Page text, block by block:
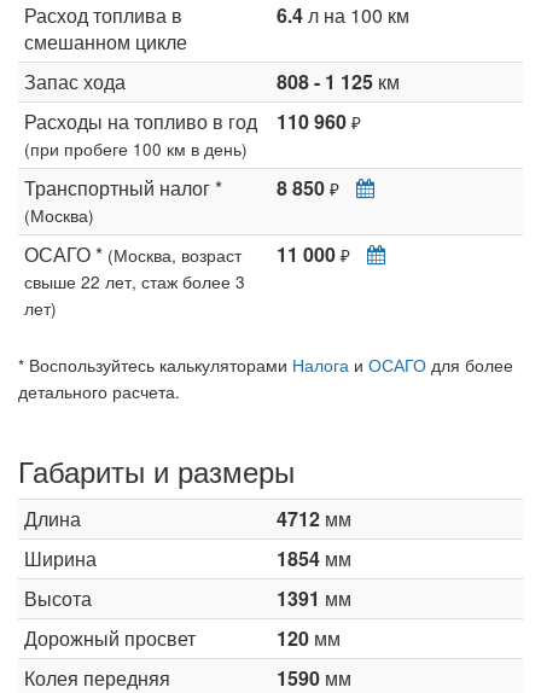
Расход топлива в
смешанном цикле
6.4л на 100 км
Запас хода 808 - 1 125 км
Расходы на топливо в год
(при пробеге 100 км в день)
110 960 ₽
Транспортный налог *
(Москва)
8 850 ₽
ОСАГО * (Москва, возраст
свыше 22 лет, стаж более 3
лет)
11 000 ₽
* Воспользуйтесь калькуляторами Налога и ОСАГО для более
детального расчета.
Габариты и размеры
Длина 4712 мм
Ширина
1854 мм
Высота
1391 мм
Дорожный просвет
120 мм
Колея передняя
1590 мм